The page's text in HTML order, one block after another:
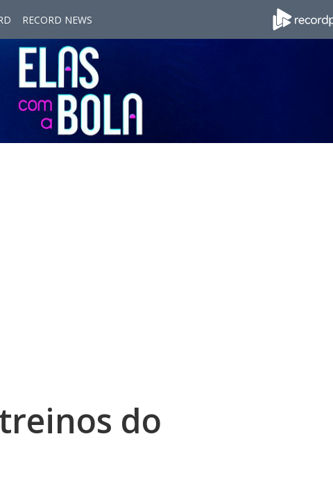
RECORD NEWS
do